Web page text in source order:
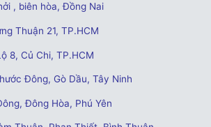
, biên hòa, Đồng Nai
Thuận 21, TP.HCM
8, Củ Chi, TP.HCM
Đông, Gò Dầu, Tây Ninh
Đông Hòa, Phú Yên